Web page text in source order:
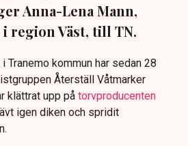
Anna-Lena Mann,
region Väst, till TN.
Tranemo kommun har sedan 28
Återställ Våtmarker
klättrat upp på torvproducenten
igen diken och spridit